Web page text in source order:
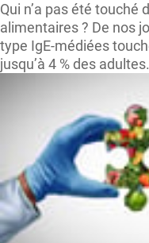
Qui n’a pas été touché
alimentaires ? De nos
type IgE-médiées
jusqu’à 4 % des adultes.